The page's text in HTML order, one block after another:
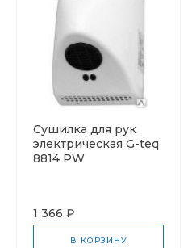
Сушилка для рук
электрическая G-teq
8814 PW
1 366 ₽
В КОРЗИНУ